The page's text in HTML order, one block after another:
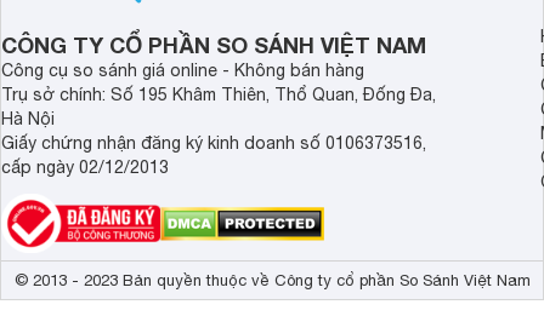
CÔNG TY CỔ PHẦN SO SÁNH VIỆT NAM
Công cụ so sánh giá online - Không bán hàng
Trụ sở chính: Số 195 Khâm Thiên, Thổ Quan, Đống Đa,
Hà Nội
Giấy chứng nhận đăng ký kinh doanh số 0106373516,
cấp ngày 02/12/2013
© 2013 - 2023 Bản quyền thuộc về Công ty cổ phần So Sánh Việt Nam